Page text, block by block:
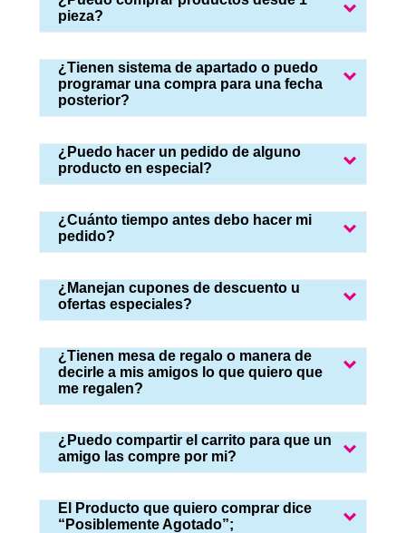
pieza?
¿Tienen sistema de apartado o puedo
programar una compra para una fecha
posterior?
¿Puedo hacer un pedido de alguno
producto en especial?
¿Cuánto tiempo antes debo hacer mi
pedido?
¿Manejan cupones de descuento u
ofertas especiales?
¿Tienen mesa de regalo o manera de
decirle a mis amigos lo que quiero que
me regalen?
¿Puedo compartir el carrito para que un
amigo las compre por mi?
El Producto que quiero comprar dice
“Posiblemente Agotado”;